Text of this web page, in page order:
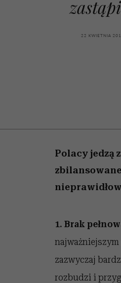
odc. 7]
22 KWIETNIA
Polacy jedzą
1. Brak
zazwyczaj
rozbudzi i